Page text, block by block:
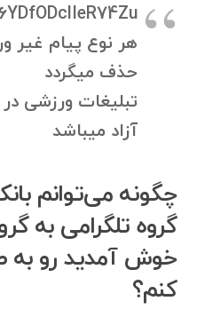
هر نوع پیام غیر
حذف میگردد
تبلیغات ورزشی
آزاد میباشد
چگونه می‌توانم
گروه تلگرامی به
خوش آمدید رو به
کنم؟